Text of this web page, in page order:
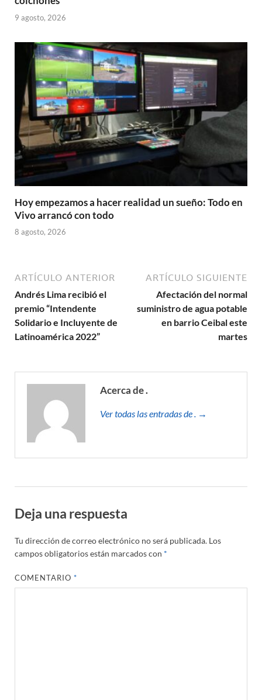
9 agosto, 2026
Hoy empezamos a hacer realidad un sueño: Todo en
Vivo arrancó con todo
8 agosto, 2026
ARTÍCULO ANTERIOR
Andrés Lima recibió el
premio “Intendente
Solidario e Incluyente de
Latinoamérica 2022”
ARTÍCULO SIGUIENTE
Afectación del normal
suministro de agua potable
en barrio Ceibal este
martes
Acerca de .
Ver todas las entradas de . →
Deja una respuesta
Tu dirección de correo electrónico no será publicada. Los
campos obligatorios están marcados con *
COMENTARIO*